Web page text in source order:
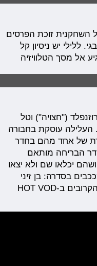
השחקנית זוכת הפרסים
ללילי יש ניסיון קל
אל מסך הטלוויזיה
("חצויה") וטל
העלילה עוסקת בחבורה
של אחד מהם בחדר
הבריחה מותאם
יכלאו שם ולא יצאו
בסדרה: בן זיני
ומיקה צור. הסדרה תעלה בחודשים הקרובים ב-HOT VOD